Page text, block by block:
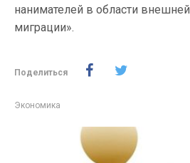
нанимателей в области
миграции».
Поделиться
Экономика